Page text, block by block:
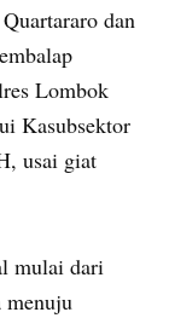
dan
Lombok
Kasubsektor
usai giat
mulai dari
menuju